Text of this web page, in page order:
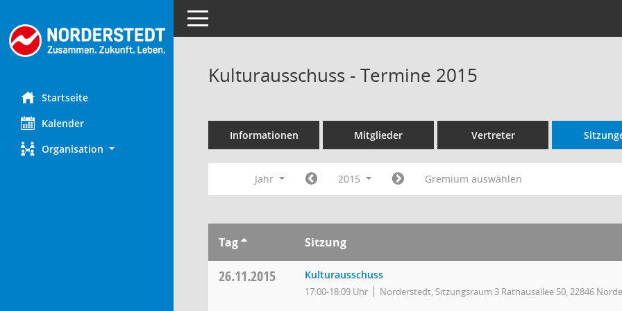
Startseite
Kalender
Organisation
Toggle navigation
Kulturausschuss - Termine 2015
Informationen Mitglieder Vertreter
Jahr 2015 Gremium auswählen
Tag Sitzung
26.11.2015 Kulturausschuss
17:00-18:09 Uhr Norderstedt, Sitzungsraum 3 Rathausallee 50, 22846